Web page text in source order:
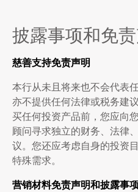
披露事项和免
慈善支持免责声明
本行从未且将来也不会代表
亦不提供任何法律或税务建
买任何投资产品前，您应向
顾问寻求独立的财务、法律
议。您还应考虑自身的投资
特殊需求。
营销材料免责声明和披露事